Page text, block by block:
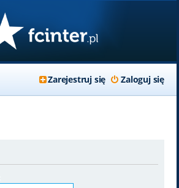
Zaloguj się
Zarejestruj się